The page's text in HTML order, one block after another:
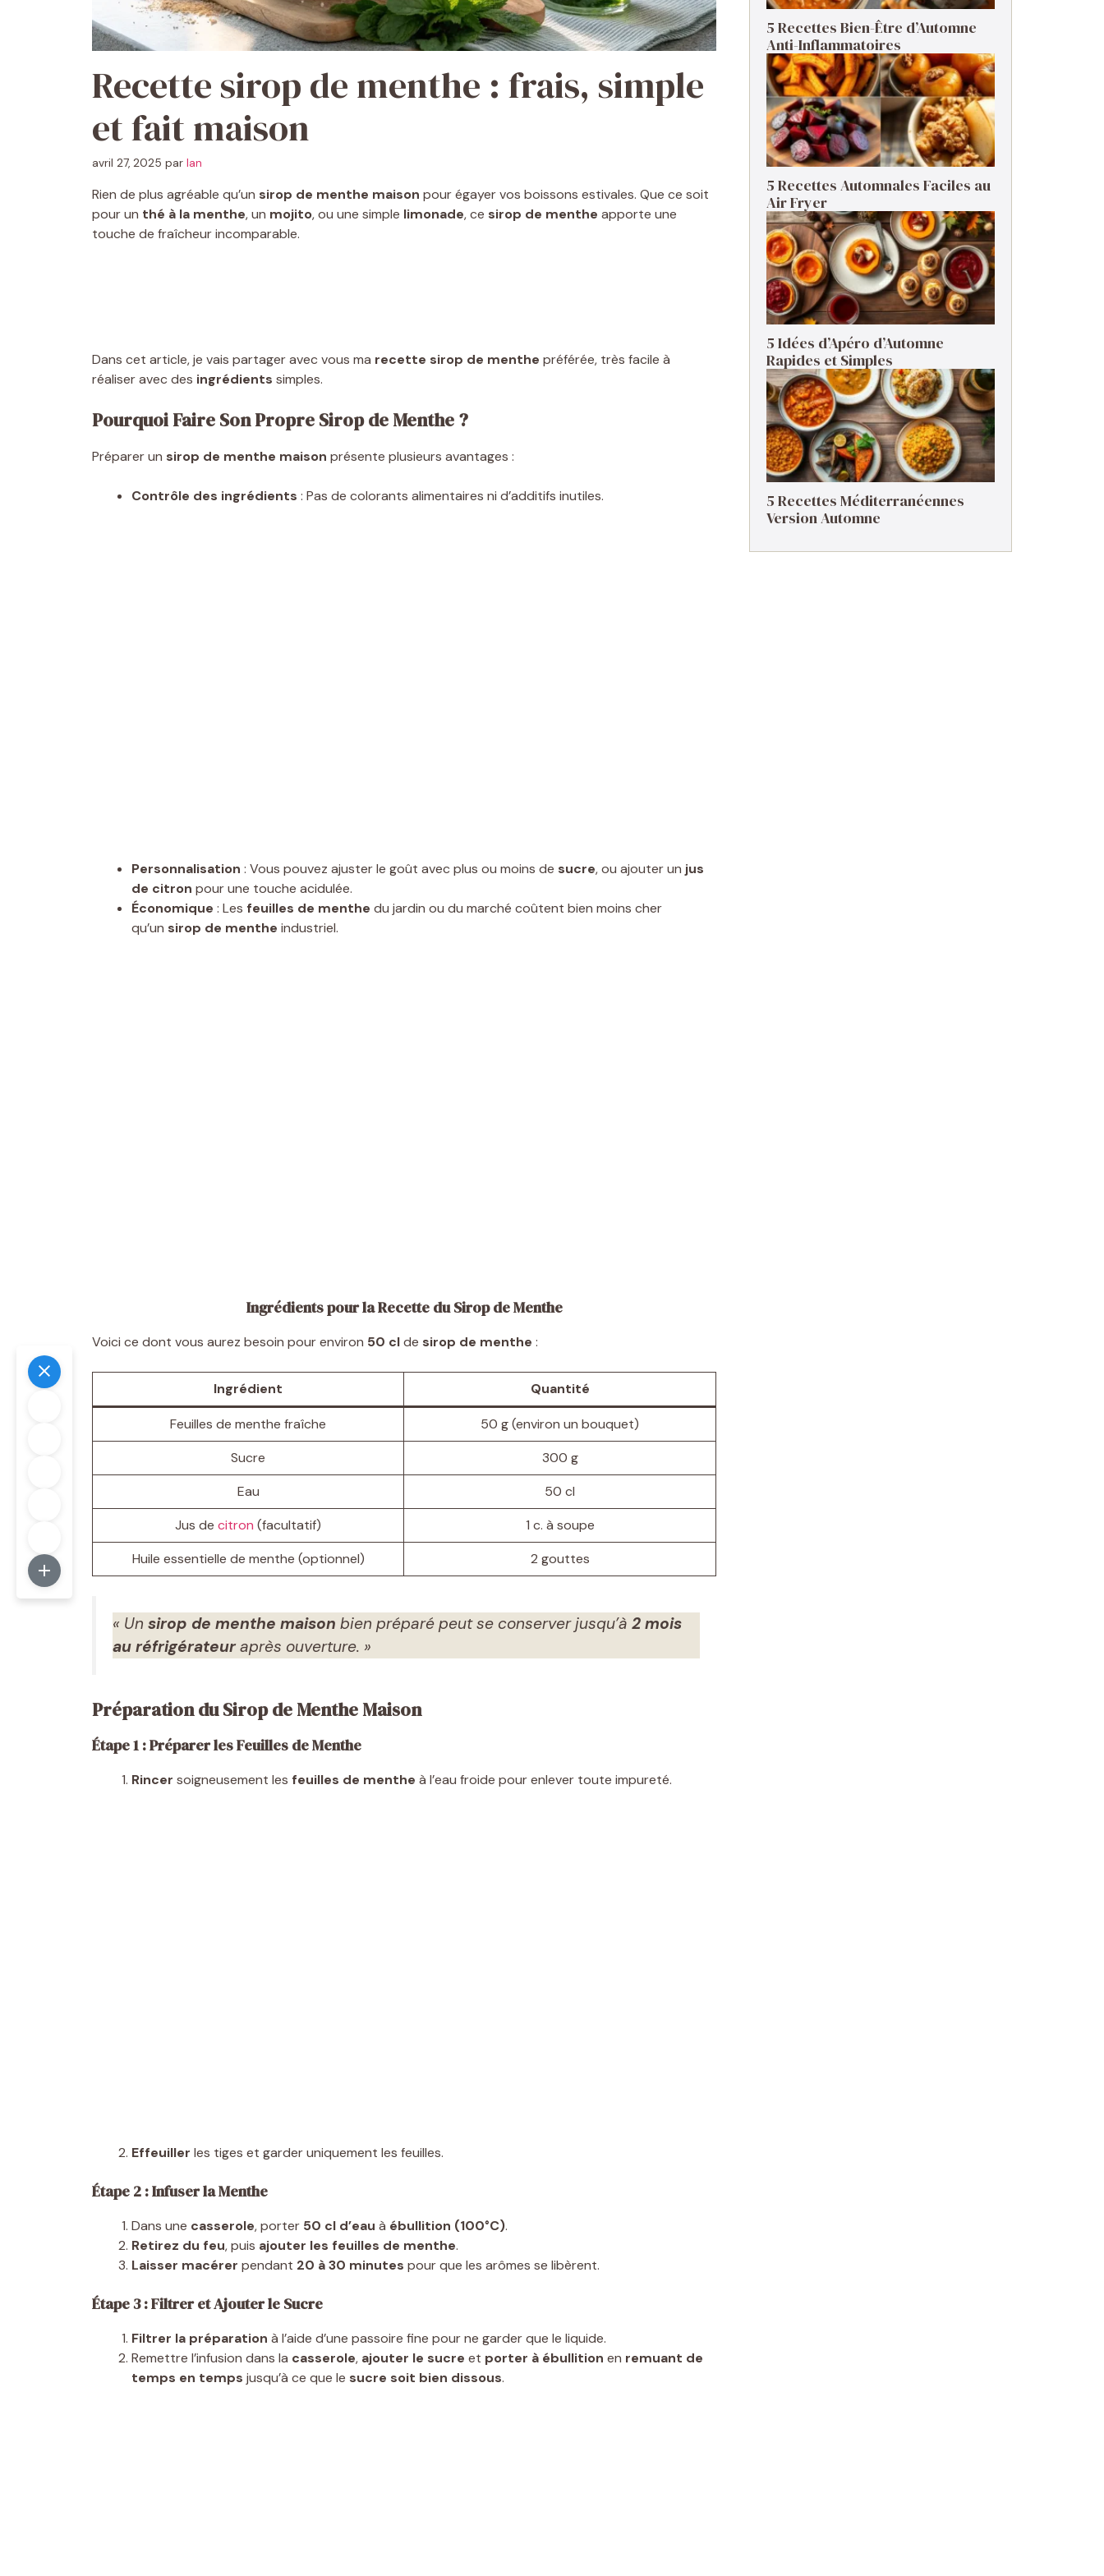
Recette sirop de menthe : frais, simple
et fait maison
avril 27, 2025 par Ian
Rien de plus agréable qu’un sirop de menthe maison pour égayer vos boissons estivales. Que ce soit
pour un thé à la menthe, un mojito, ou une simple limonade, ce sirop de menthe apporte une
touche de fraîcheur incomparable.
Dans cet article, je vais partager avec vous ma recette sirop de menthe préférée, très facile à
réaliser avec des ingrédients simples.
Pourquoi Faire Son Propre Sirop de Menthe ?
Préparer un sirop de menthe maison présente plusieurs avantages :
Contrôle des ingrédients : Pas de colorants alimentaires ni d’additifs inutiles.
Personnalisation : Vous pouvez ajuster le goût avec plus ou moins de sucre, ou ajouter un jus
de citron pour une touche acidulée.
Économique : Les feuilles de menthe du jardin ou du marché coûtent bien moins cher
qu’un sirop de menthe industriel.
Ingrédients pour la Recette du Sirop de Menthe
Voici ce dont vous aurez besoin pour environ 50 clde sirop de menthe :
Ingrédient Quantité
Feuilles de menthe fraîche
50 g (environ un bouquet)
Sucre
300 g
Eau
50 cl
Jus de citron (facultatif)
1 c. à soupe
Huile essentielle de menthe (optionnel)
2 gouttes
« Un sirop de menthe maison bien préparé peut se conserver jusqu’à 2 mois
au réfrigérateuraprès ouverture. »
Préparation du Sirop de Menthe Maison
Étape 1 : Préparer les Feuilles de Menthe
Rincer soigneusement les feuilles de menthe à l’eau froide pour enlever toute impureté.
Effeuiller les tiges et garder uniquement les feuilles.
Étape 2 : Infuser la Menthe
Dans une casserole, porter 50 cl d’eau à ébullition (100°C).
Retirez du feu, puis ajouter les feuilles de menthe.
Laisser macérer pendant 20 à 30 minutes pour que les arômes se libèrent.
Étape 3 : Filtrer et Ajouter le Sucre
Filtrer la préparation à l’aide d’une passoire fine pour ne garder que le liquide.
Remettre l’infusion dans la casserole, ajouter le sucre et porter à ébullition en remuant de
temps en temps jusqu’à ce que le sucre soit bien dissous.
5 Recettes Bien-Être d’Automne
Anti-Inflammatoires
5 Recettes Automnales Faciles au
Air Fryer
5 Idées d’Apéro d’Automne
Rapides et Simples
5 Recettes Méditerranéennes
Version Automne